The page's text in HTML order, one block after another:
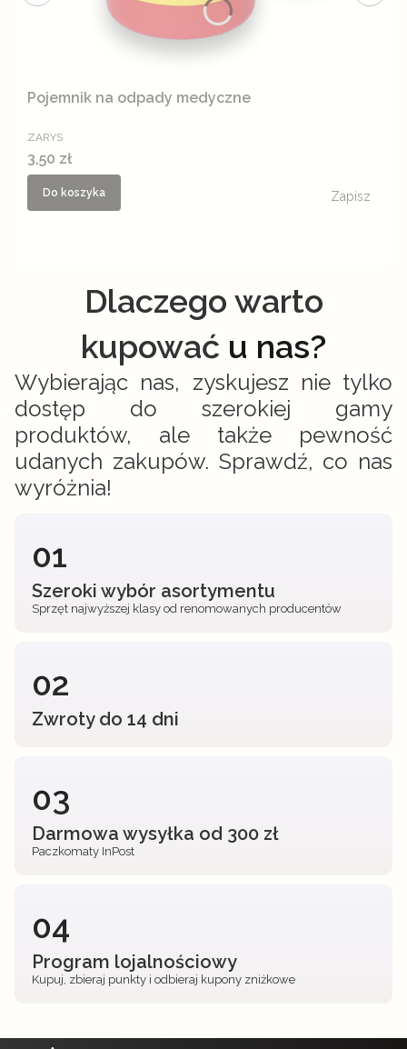
Pojemnik na odpady medyczne
PRODUCENT
ZARYS
Cena
3,50 zł
Zapisz
Do koszyka
Dlaczego warto
kupować u nas?
Wybierając nas, zyskujesz nie tylko
dostęp do szerokiej gamy
produktów, ale także pewność
udanych zakupów. Sprawdź, co nas
wyróżnia!
01
Szeroki wybór asortymentu
Sprzęt najwyższej klasy od renomowanych producentów
02
Zwroty do 14 dni
03
Darmowa wysyłka od 300 zł
Paczkomaty InPost
04
Program lojalnościowy
Kupuj, zbieraj punkty i odbieraj kupony zniżkowe